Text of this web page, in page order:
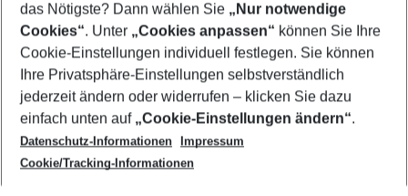
Footer
Footer navigation
Über uns
AGB
Cookie-Einstellungen ändern
Cookie-Richtlinie
Datenschutz
Service & Hilfe
Barrierefreies Reisen
Check-in
Folgen Sie uns
das Nötigste? Dann wählen Sie „Nur notwendige
Cookies“. Unter „Cookies anpassen“ können Sie Ihre
Cookie-Einstellungen individuell festlegen. Sie können
Ihre Privatsphäre-Einstellungen selbstverständlich
jederzeit ändern oder widerrufen – klicken Sie dazu
einfach unten auf „Cookie-Einstellungen ändern“.
Datenschutz-Informationen
Impressum
Cookie/Tracking-Informationen